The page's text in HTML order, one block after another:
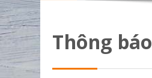
Thông báo